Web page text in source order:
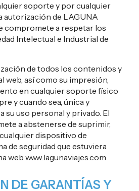
soporte y por cualquier
autorización de LAGUNA
compromete a respetar los
Intelectual e Industrial de
de todos los contenidos y
web, así como su impresión,
en cualquier soporte físico
y cuando sea, única y
su uso personal y privado. El
a abstenerse de suprimir,
dispositivo de
de seguridad que estuviera
web www.lagunaviajes.com
DE GARANTÍAS Y